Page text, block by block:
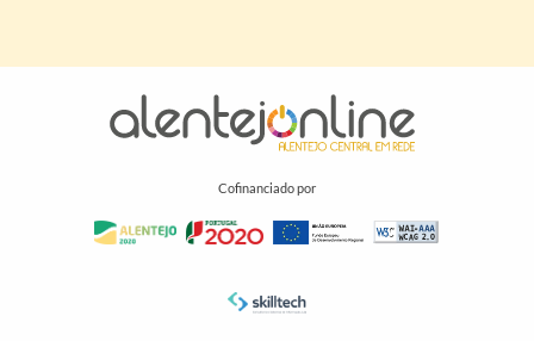
Cofinanciado por